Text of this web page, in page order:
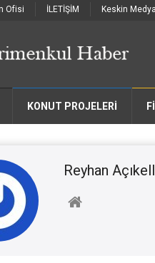
Ofisi İLETİŞİM Keskin
KONUT PROJELERİ
Reyhan